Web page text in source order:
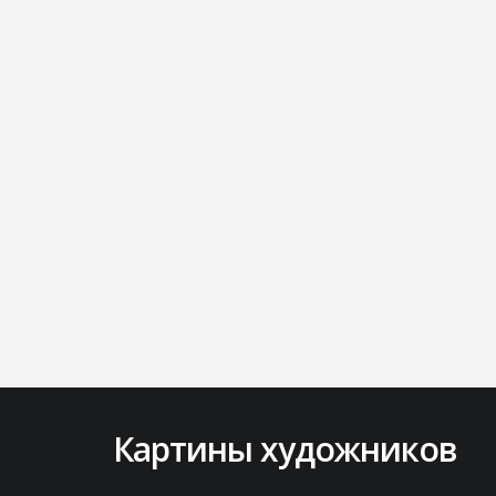
Картины художников
Lorem ipsum dolor sit amet, consectetur